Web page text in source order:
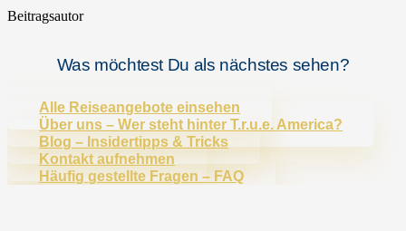
Beitragsautor
Was möchtest Du als nächstes sehen?
Alle Reiseangebote einsehen
Über uns – Wer steht hinter T.r.u.e. America?
Blog – Insidertipps & Tricks
Kontakt aufnehmen
Häufig gestellte Fragen – FAQ